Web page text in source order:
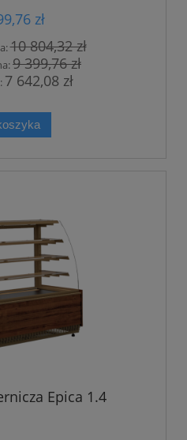
zł
10 804,32 zł
9 399,76 zł
7 642,08 zł
Epica 1.4